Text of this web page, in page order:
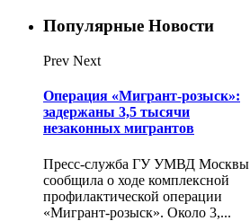
Популярные Новости
Prev Next
Операция «Мигрант-розыск»:
задержаны 3,5 тысячи
незаконных мигрантов
Пресс-служба ГУ УМВД Москвы
сообщила о ходе комплексной
профилактической операции
«Мигрант-розыск». Около 3,...